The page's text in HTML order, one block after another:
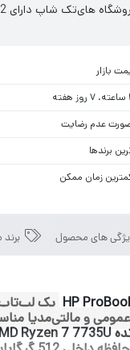
بازار
عدم رضایت
برندها
زمان ممکن
های محصول
عمومی و مالتی‌مدیا